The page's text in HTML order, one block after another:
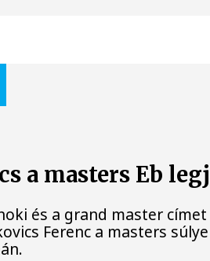
a masters Eb
és a grand master
Ferenc a masters